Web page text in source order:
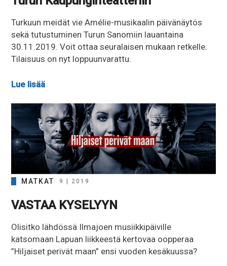
Turkuun meidät vie Amélie-musikaalin päivänäytös
sekä tutustuminen Turun Sanomiin lauantaina
30.11.2019. Voit ottaa seuralaisen mukaan retkelle.
Tilaisuus on nyt loppuunvarattu.
Lue lisää
MATKAT 9 | 2019
VASTAA KYSELYYN
Olisitko lähdössä Ilmajoen musiikkipäiville
katsomaan Lapuan liikkeestä kertovaa oopperaa
”Hiljaiset perivät maan” ensi vuoden kesäkuussa?